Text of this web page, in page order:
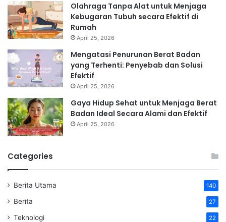
Olahraga Tanpa Alat untuk Menjaga
Kebugaran Tubuh secara Efektif di
Rumah
April 25, 2026
Mengatasi Penurunan Berat Badan
yang Terhenti: Penyebab dan Solusi
Efektif
April 25, 2026
Gaya Hidup Sehat untuk Menjaga Berat
Badan Ideal Secara Alami dan Efektif
April 25, 2026
Categories
Berita Utama 140
Berita 27
Teknologi 22